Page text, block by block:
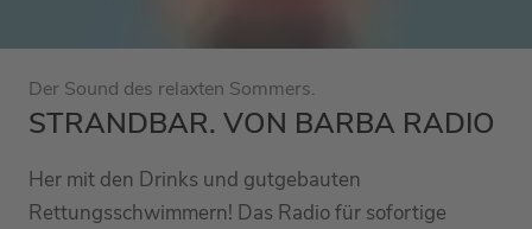
Der Sound des relaxten Sommers.
STRANDBAR. VON BARBA RADIO
Her mit den Drinks und gutgebauten
Rettungsschwimmern! Das Radio für sofortige